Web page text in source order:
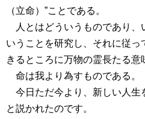
（立命）”ことである。
人とはどういうものであり、
いうことを研究し、それに従
きるところに万物の霊長たる意
命は我より為すものである。
今日ただ今より、新しい人生
と説かれたのです。